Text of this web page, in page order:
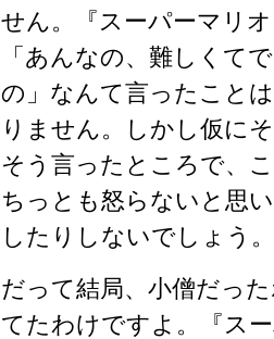
せん。『スーパーマリ
「あんなの、難しくて
の」なんて言ったこと
りません。しかし仮に
そう言ったところで、
ちっとも怒らないと思
したりしないでしょう
だって結局、小僧だっ
てたわけですよ。『ス